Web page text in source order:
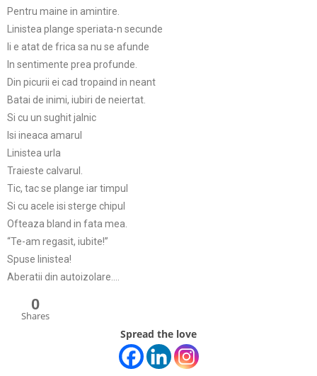
Pentru maine in amintire.
Linistea plange speriata-n secunde
Ii e atat de frica sa nu se afunde
In sentimente prea profunde.
Din picurii ei cad tropaind in neant
Batai de inimi, iubiri de neiertat.
Si cu un sughit jalnic
Isi ineaca amarul
Linistea urla
Traieste calvarul.
Tic, tac se plange iar timpul
Si cu acele isi sterge chipul
Ofteaza bland in fata mea.
“Te-am regasit, iubite!”
Spuse linistea!
Aberatii din autoizolare….
0
Shares
Spread the love